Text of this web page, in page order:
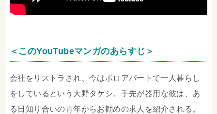
＜このYouTubeマンガのあらすじ＞
会社をリストラされ、今はボロアパートで一人暮らし
をしているという大野タケシ。手先が器用な彼は、あ
る日知り合いの青年からお勧めの求人を紹介される。